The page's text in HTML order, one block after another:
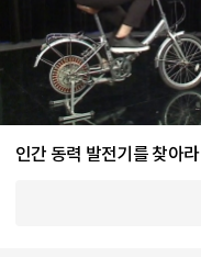
인간 동력 발전기를 찾아라